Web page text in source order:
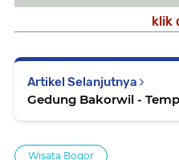
klik
Artikel Selanjutnya
Gedung Bakorwil -
Wisata Bogor